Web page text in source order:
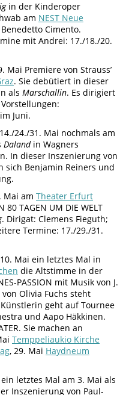
in der Kinderoper
am NEST Neue
Cimento.
mit Andrei: 17./18./20.
Mai Premiere von Strauss’
. Sie debütiert in dieser
als Marschallin. Es dirigiert
Juni.
24./31. Mai nochmals am
Dalandin Wagners
In dieser Inszenierung von
sich Benjamin Reiners und
Mai am Theater Erfurt
TAGEN UM DIE WELT
. Dirigat: Clemens Fieguth;
Termine: 17./29./31.
Mai ein letztes Mal in
die Altstimme in der
PASSION mit Musik von J.
Olivia Fuchs steht
geht auf Tournee
und Aapo Häkkinen.
Sie machen an
Temppeliaukio Kirche
, 29. Mai Haydneum
letztes Mal am 3. Mai als
Inszenierung von Paul-